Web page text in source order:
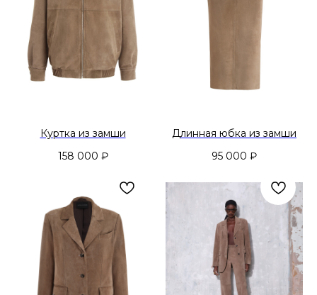
Куртка из замши
158 000 ₽
Длинная юбка из замши
95 000 ₽